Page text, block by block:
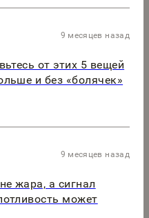
9 месяцев назад
от этих 5 вещей
и без «болячек»
9 месяцев назад
жара, а сигнал
может